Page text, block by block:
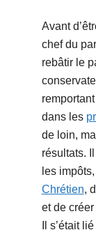
Avant
chef du
rebâtir le
dans les
de loin,
résultats.
les
Chrétien,
et de
Il s’était